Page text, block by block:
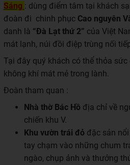
Sáng : dùng điểm tâm tại khách
đoàn đi chinh phục Cao nguyên
danh là “Đà Lạt thứ 2” của Việt
mát lạnh, núi đồi điệp trùng nối
Tại đây quý khách có thể thỏa
không khí mát mẻ trong lành.
Đoàn tham quan :
Nhà thờ Bác Hồ địa chỉ về
chiến khu V.
Khu vườn trái đỏ đặc sản
tay chạm vào những chum
ngào, chụp ảnh và thưởng